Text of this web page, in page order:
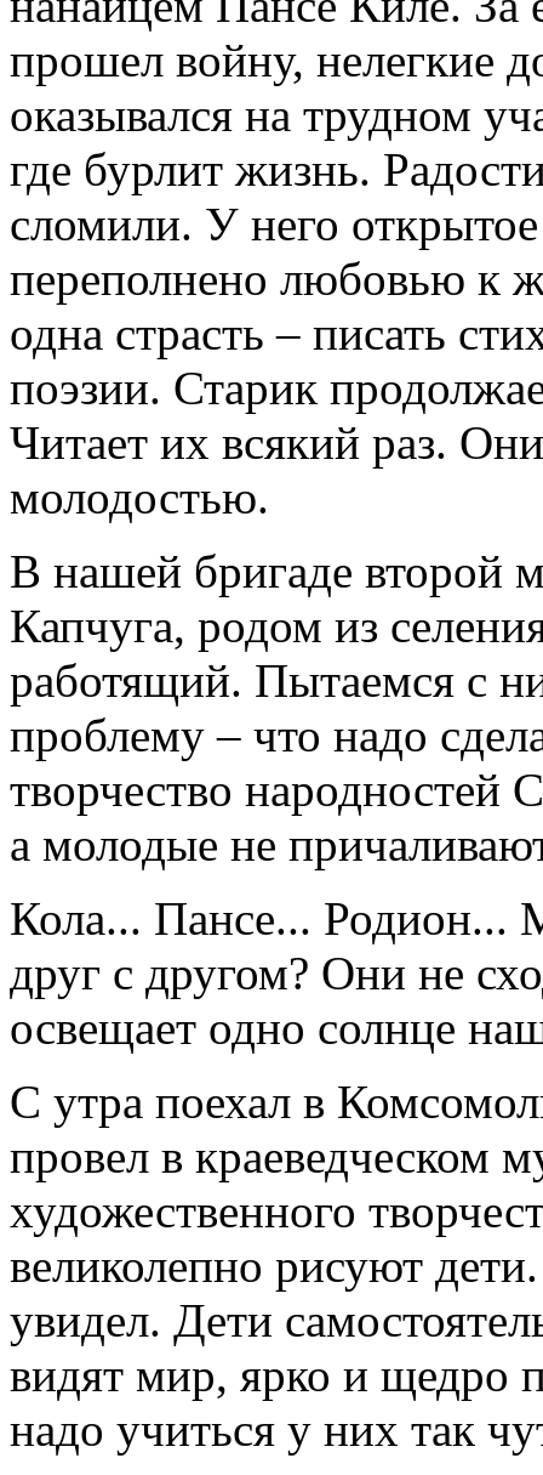
прошел войну, нелегкие
оказывался на трудном
где бурлит жизнь.
сломили. У него
переполнено любовью к
одна страсть – писать
поэзии. Старик
Читает их всякий раз.
молодостью.
В нашей бригаде второй
Капчуга, родом из
работящий. Пытаемся с
проблему – что надо
творчество народностей
а молодые не
Кола... Пансе... Родион...
друг с другом? Они не
освещает одно солнце
С утра поехал в
провел в краеведческом
художественного
великолепно рисуют
увидел. Дети
видят мир, ярко и щедро
надо учиться у них так